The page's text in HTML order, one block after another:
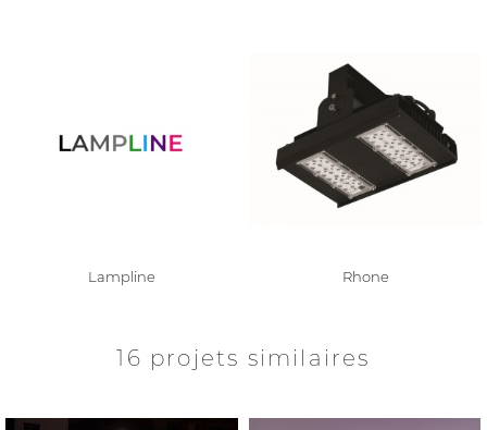
Lampline Rhone
16 projets similaires